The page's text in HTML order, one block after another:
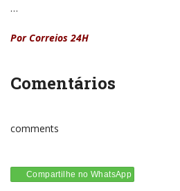
…
Por Correios 24H
Comentários
comments
Compartilhe no WhatsApp